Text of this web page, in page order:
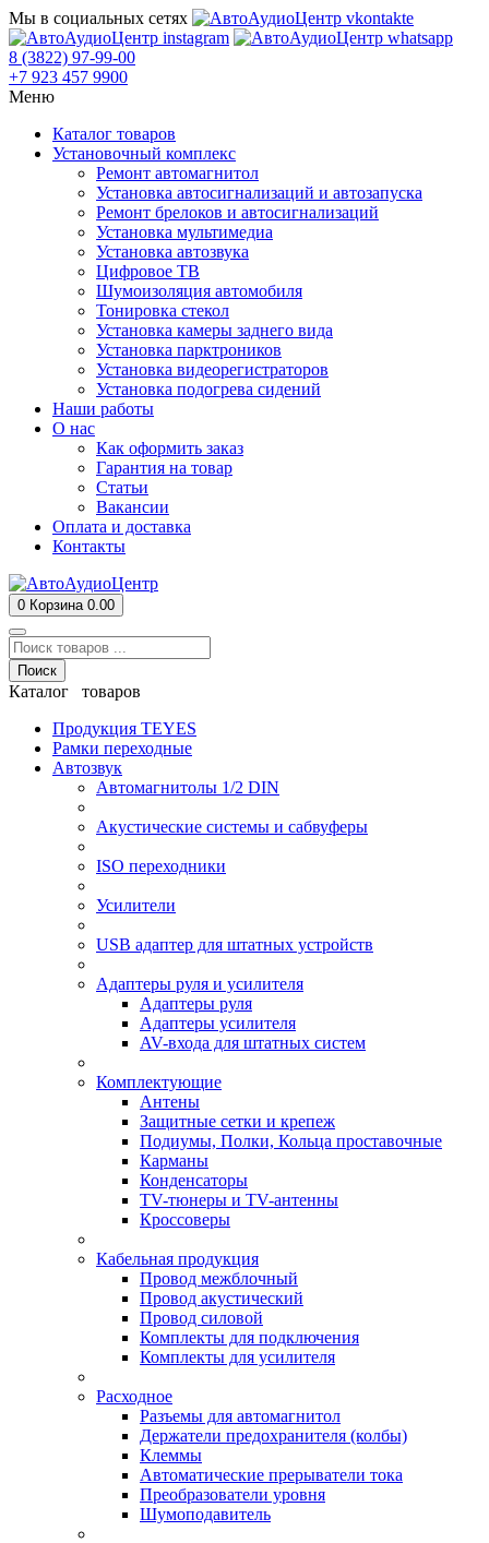
Мы в социальных сетях
8 (3822) 97-99-00
+7 923 457 9900
Меню
Каталог товаров
Установочный комплекс
Ремонт автомагнитол
Установка автосигнализаций и автозапуска
Ремонт брелоков и автосигнализаций
Установка мультимедиа
Установка автозвука
Цифровое ТВ
Шумоизоляция автомобиля
Тонировка стекол
Установка камеры заднего вида
Установка парктроников
Установка видеорегистраторов
Установка подогрева сидений
Наши работы
О нас
Как оформить заказ
Гарантия на товар
Статьи
Вакансии
Оплата и доставка
Контакты
0 Корзина 0.00
Поиск
Каталог товаров
Продукция TEYES
Рамки переходные
Автозвук
Автомагнитолы 1/2 DIN
Акустические системы и сабвуферы
ISO переходники
Усилители
USB адаптер для штатных устройств
Адаптеры руля и усилителя
Адаптеры руля
Адаптеры усилителя
AV-входа для штатных систем
Комплектующие
Антены
Защитные сетки и крепеж
Подиумы, Полки, Кольца проставочные
Карманы
Конденсаторы
TV-тюнеры и TV-антенны
Кроссоверы
Кабельная продукция
Провод межблочный
Провод акустический
Провод силовой
Комплекты для подключения
Комплекты для усилителя
Расходное
Разъемы для автомагнитол
Держатели предохранителя (колбы)
Клеммы
Автоматические прерыватели тока
Преобразователи уровня
Шумоподавитель